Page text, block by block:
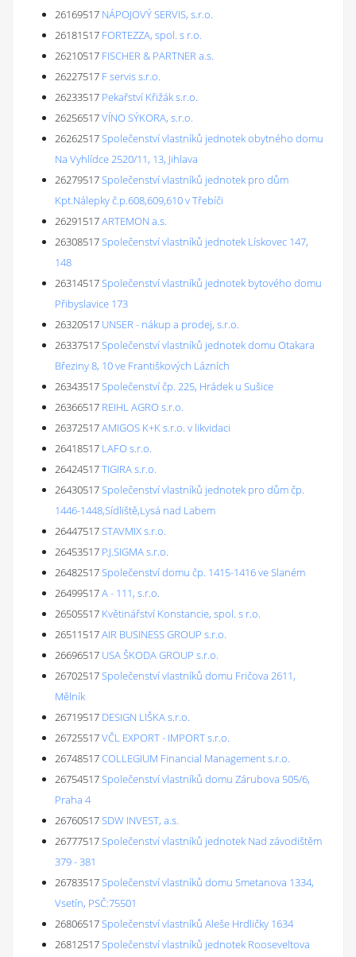
26169517 NÁPOJOVÝ SERVIS, s.r.o.
26181517 FORTEZZA, spol. s r.o.
26210517 FISCHER & PARTNER a.s.
26227517 F servis s.r.o.
26233517 Pekařství Křižák s.r.o.
26256517VÍNO SÝKORA, s.r.o.
26262517Společenství vlastníků jednotek obytného domu
Na Vyhlídce 2520/11, 13, Jihlava
26279517Společenství vlastníků jednotek pro dům
Kpt.Nálepky č.p.608,609,610 v Třebíči
26291517ARTEMON a.s.
26308517Společenství vlastníků jednotek Lískovec 147,
148
26314517Společenství vlastníků jednotek bytového domu
Přibyslavice 173
26320517 UNSER - nákup a prodej, s.r.o.
26337517Společenství vlastníků jednotek domu Otakara
Březiny 8, 10 ve Františkových Lázních
26343517Společenství čp. 225, Hrádek u Sušice
26366517 REIHL AGRO s.r.o.
26372517AMIGOS K+K s.r.o. v likvidaci
26418517 LAFO s.r.o.
26424517TIGIRA s.r.o.
26430517Společenství vlastníků jednotek pro dům čp.
1446-1448,Sídliště,Lysá nad Labem
26447517STAVMIX s.r.o.
26453517 P.J.SIGMA s.r.o.
26482517Společenství domu čp. 1415-1416 ve Slaném
26499517A - 111, s.r.o.
26505517 Květinářství Konstancie, spol. s r.o.
26511517AIR BUSINESS GROUP s.r.o.
26696517 USA ŠKODA GROUP s.r.o.
26702517Společenství vlastníků domu Fričova 2611,
Mělník
26719517 DESIGN LIŠKA s.r.o.
26725517VČL EXPORT - IMPORT s.r.o.
26748517COLLEGIUM Financial Management s.r.o.
26754517Společenství vlastníků domu Zárubova 505/6,
Praha 4
26760517SDW INVEST, a.s.
26777517Společenství vlastníků jednotek Nad závodištěm
379 - 381
26783517Společenství vlastníků domu Smetanova 1334,
Vsetín, PSČ:75501
26806517Společenství vlastníků Aleše Hrdličky 1634
26812517Společenství vlastníků jednotek Rooseveltova